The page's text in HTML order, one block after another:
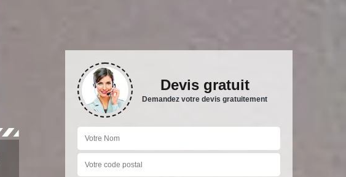
Devis gratuit
Demandez votre devis gratuitement